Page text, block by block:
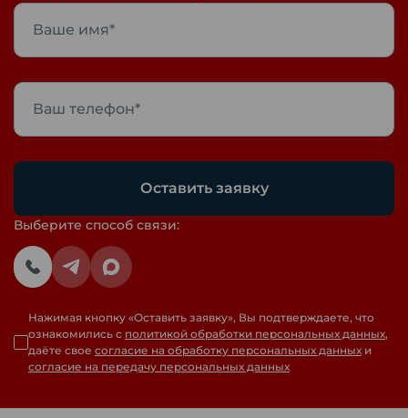
Оставить заявку
Выберите способ связи:
Нажимая кнопку «Оставить заявку», Вы подтверждаете, что
ознакомились с политикой обработки персональных данных,
даёте свое согласие на обработку персональных данных и
согласие на передачу персональных данных